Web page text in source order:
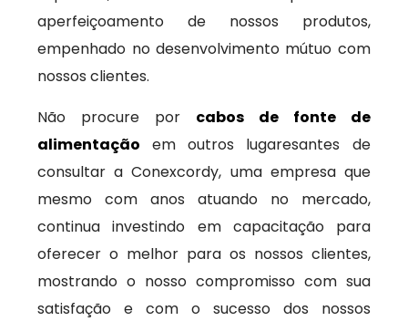
aperfeiçoamento de nossos produtos,
empenhado no desenvolvimento mútuo com
nossos clientes.
Não procure por cabos de fonte de
alimentação em outros lugaresantes de
consultar a Conexcordy, uma empresa que
mesmo com anos atuando no mercado,
continua investindo em capacitação para
oferecer o melhor para os nossos clientes,
mostrando o nosso compromisso com sua
satisfação e com o sucesso dos nossos